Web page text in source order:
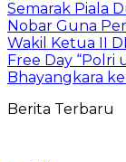
Semarak Piala
Nobar Guna
Wakil Ketua II
Free Day “Polri
Bhayangkara
Berita Terbaru